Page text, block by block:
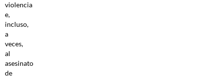
violencia
e,
incluso,
a
veces,
al
asesinato
de